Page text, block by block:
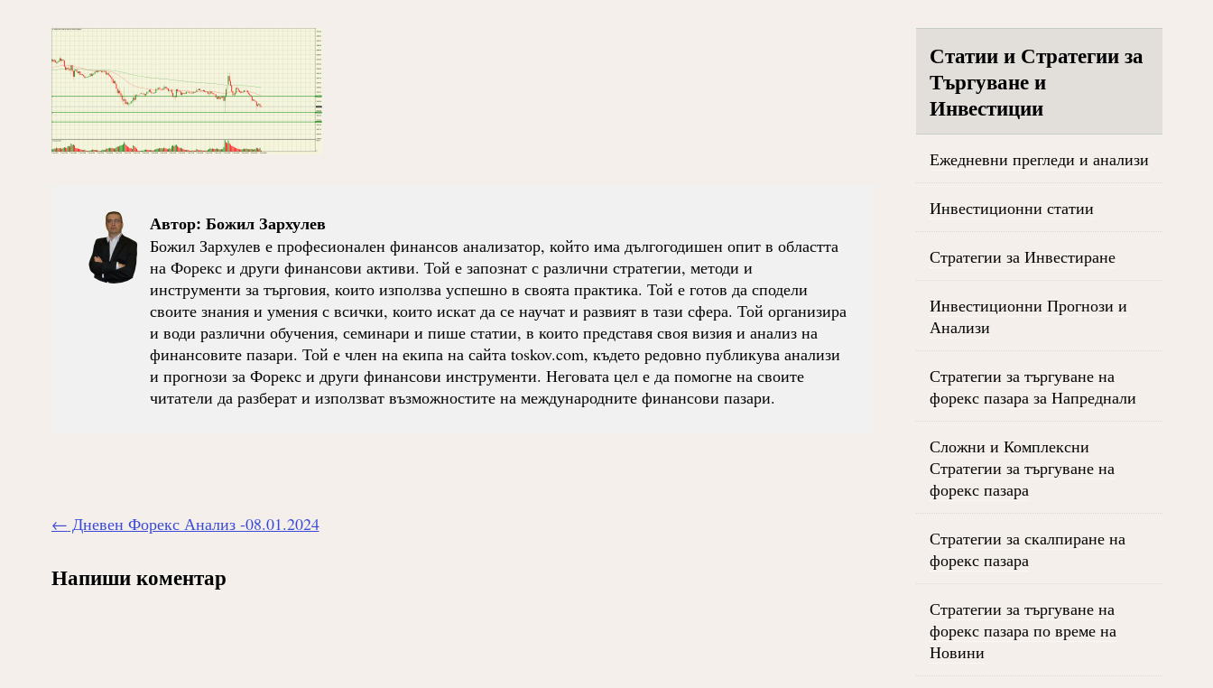
Автор: Божил Зархулев
Божил Зархулев е професионален финансов анализатор, който има дългогодишен опит в областта
на Форекс и други финансови активи. Той е запознат с различни стратегии, методи и
инструменти за търговия, които използва успешно в своята практика. Той е готов да сподели
своите знания и умения с всички, които искат да се научат и развият в тази сфера. Той организира
и води различни обучения, семинари и пише статии, в които представя своя визия и анализ на
финансовите пазари. Той е член на екипа на сайта toskov.com, където редовно публикува анализи
и прогнози за Форекс и други финансови инструменти. Неговата цел е да помогне на своите
читатели да разберат и използват възможностите на международните финансови пазари.
Навигиране
публикацията
← Дневен Форекс Анализ -08.01.2024
Напиши коментар
Статии и Стратегии за
Търгуване и
Инвестиции
Ежедневни прегледи и анализи
Инвестиционни статии
Стратегии за Инвестиране
Инвестиционни Прогнози и
Анализи
Стратегии за търгуване на
форекс пазара за Напреднали
Сложни и Комплексни
Стратегии за търгуване на
форекс пазара
Стратегии за скалпиране на
форекс пазара
Стратегии за търгуване на
форекс пазара по време на
Новини